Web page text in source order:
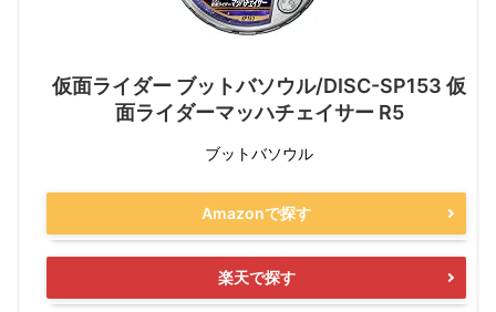
仮面ライダー ブットバソウル/DISC-SP153 仮
面ライダーマッハチェイサー R5
ブットバソウル
Amazonで探す
楽天で探す